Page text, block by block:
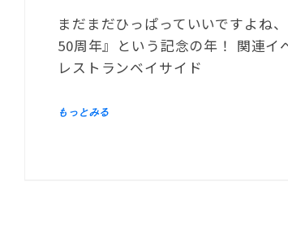
まだまだひっぱっていいですよね
50周年』という記念の年！ 関連
レストランベイサイド